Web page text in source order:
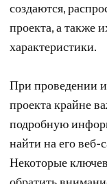
создаются,
проекта, а также
характеристики.
При проведении
проекта крайне
подробную
найти на его веб-
Некоторые